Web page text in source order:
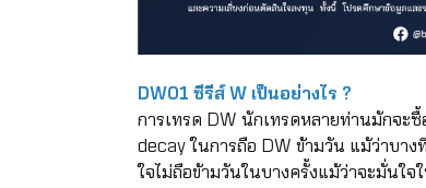
DW01 ซีรีส์ W เป็นอย่างไร ?
การเทรด DW นักเทรดหลายท่านมักจะ
decay ในการถือ DW ข้ามวัน แม้ว่าบา
ใจไม่ถือข้ามวันในบางครั้งแม้ว่าจะมั่นใ